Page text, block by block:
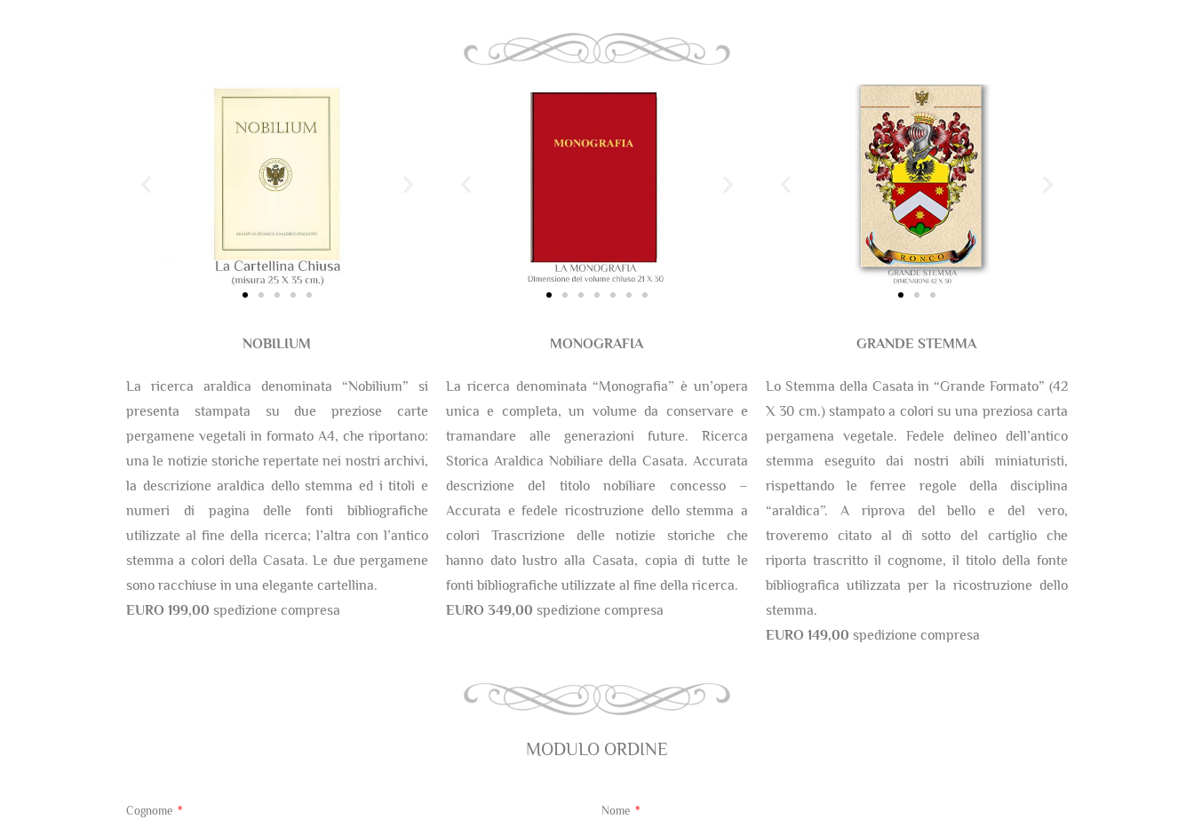
NOBILIUM
La ricerca araldica denominata “Nobilium” si
presenta stampata su due preziose carte
pergamene vegetali in formato A4, che riportano:
una le notizie storiche repertate nei nostri archivi,
la descrizione araldica dello stemma ed i titoli e
numeri di pagina delle fonti bibliografiche
utilizzate al fine della ricerca; l’altra con l’antico
stemma a colori della Casata. Le due pergamene
sono racchiuse in una elegante cartellina.
EURO 199,00 spedizione compresa
MONOGRAFIA
La ricerca denominata “Monografia” è un’opera
unica e completa, un volume da conservare e
tramandare alle generazioni future. Ricerca
Storica Araldica Nobiliare della Casata. Accurata
descrizione del titolo nobiliare concesso –
Accurata e fedele ricostruzione dello stemma a
colori Trascrizione delle notizie storiche che
hanno dato lustro alla Casata, copia di tutte le
fonti bibliografiche utilizzate al fine della ricerca.
EURO 349,00 spedizione compresa
GRANDE STEMMA
Lo Stemma della Casata in “Grande Formato” (42
X 30 cm.) stampato a colori su una preziosa carta
pergamena vegetale. Fedele delineo dell’antico
stemma eseguito dai nostri abili miniaturisti,
rispettando le ferree regole della disciplina
“araldica”. A riprova del bello e del vero,
troveremo citato al di sotto del cartiglio che
riporta trascritto il cognome, il titolo della fonte
bibliografica utilizzata per la ricostruzione dello
stemma.
EURO 149,00 spedizione compresa
MODULO ORDINE
Cognome Nome